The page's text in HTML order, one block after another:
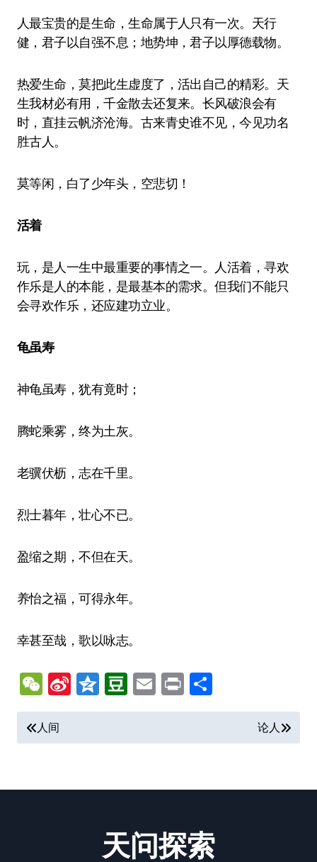
人最宝贵的是生命，生命属于人只有一次。天行
健，君子以自强不息；地势坤，君子以厚德载物。
热爱生命，莫把此生虚度了，活出自己的精彩。天
生我材必有用，千金散去还复来。长风破浪会有
时，直挂云帆济沧海。古来青史谁不见，今见功名
胜古人。
莫等闲，白了少年头，空悲切！
活着
玩，是人一生中最重要的事情之一。人活着，寻欢
作乐是人的本能，是最基本的需求。但我们不能只
会寻欢作乐，还应建功立业。
龟虽寿
神龟虽寿，犹有竟时；
腾蛇乘雾，终为土灰。
老骥伏枥，志在千里。
烈士暮年，壮心不已。
盈缩之期，不但在天。
养怡之福，可得永年。
幸甚至哉，歌以咏志。
WeChat
Sina
Weibo
QzoneDouban
Email
Print
享
文
章
航
人间 论人
天问探索